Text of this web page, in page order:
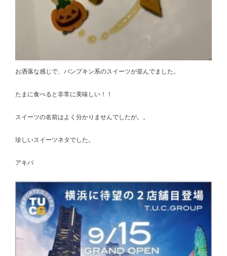
お洒落な感じで、パンプキン系のスイーツが並んでました。
たまに食べると非常に美味しい！！
スイーツの名前はよく分かりませんでしたが。。
珍しいスイーツネタでした。
アキバ